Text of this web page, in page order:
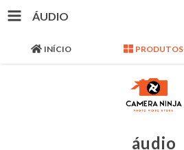
ÁUDIO
INÍCIO PRODUTOS
áudio